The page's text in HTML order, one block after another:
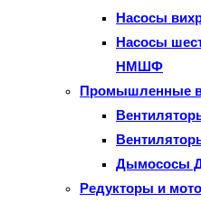
Насосы
Насосы
НМШФ
Промышленные
Дымососы
Редукторы и